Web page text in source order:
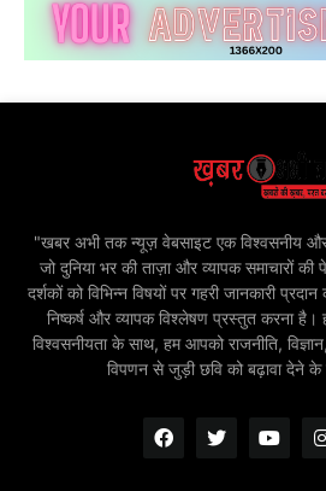
"खबर अभी तक न्यूज़ वेबसाइट एक विश्वसनीय और
जो दुनिया भर की ताज़ा और व्यापक समाचारों
दर्शकों को विभिन्न विषयों पर गहरी जानकारी
निष्कर्ष और व्यापक विश्लेषण प्रस्तुत करना है।
विश्वसनीयता के साथ, हम आपको राजनीति,
विपणन से जुड़ी छवि को बढ़ावा देने के